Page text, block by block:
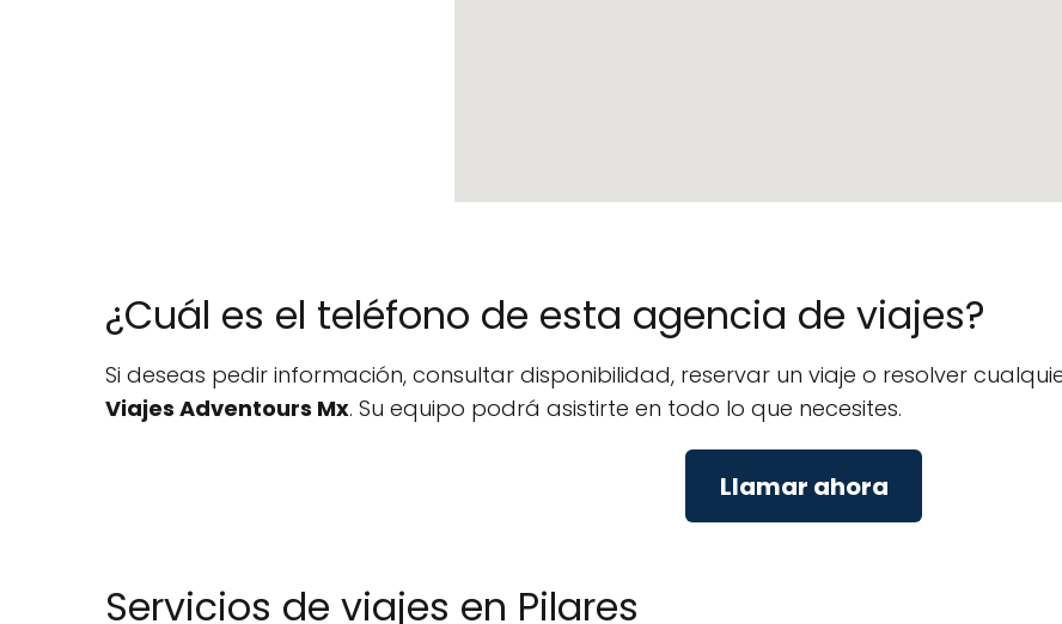
¿Cuál es el teléfono de esta agencia de viajes?
Si deseas pedir información, consultar disponibilidad, reservar un viaje o resolver
Viajes Adventours Mx. Su equipo podrá asistirte en todo lo que necesites.
Llamar ahora
Servicios de viajes en Pilares